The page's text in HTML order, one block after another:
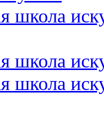
школа
школа
школа